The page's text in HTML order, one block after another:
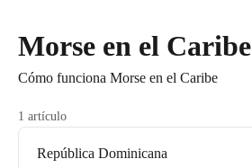
Morse en el Caribe
Cómo funciona Morse en el Caribe
1 artículo
República Dominicana